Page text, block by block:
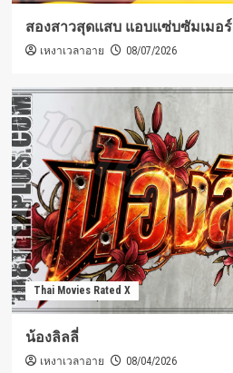
สองสาวสุดแสบ แอบแซ่บซัมเมอร์
เหงาเวลาอาย 08/07/2026
Thai Movies Rated X
น้องลิลลี่
เหงาเวลาอาย 08/04/2026